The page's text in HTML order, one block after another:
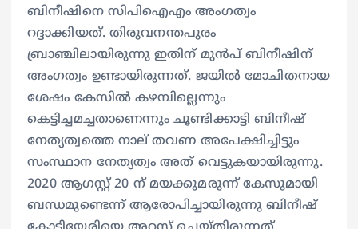
ബിനീഷിനെ സിപിഐഎം അംഗത്വം
റദ്ദാക്കിയത്. തിരുവനന്തപുരം
ബ്രാഞ്ചിലായിരുന്നു ഇതിന് മുൻപ് ബിനീഷിന്
അംഗത്വം ഉണ്ടായിരുന്നത്. ജയിൽ മോചിതനായ
ശേഷം കേസിൽ കഴമ്പില്ലെന്നും
കെട്ടിച്ചമച്ചതാണെന്നും ചൂണ്ടിക്കാട്ടി ബിനീഷ്
നേത്യത്വത്തെ നാല് തവണ അപേക്ഷിച്ചിട്ടും
സംസ്ഥാന നേത്യത്വം അത് വെട്ടുകയായിരുന്നു.
2020 ആഗസ്റ്റ് 20 ന് മയക്കുമരുന്ന് കേസുമായി
ബന്ധമുണ്ടെന്ന് ആരോപിച്ചായിരുന്നു ബിനീഷ്